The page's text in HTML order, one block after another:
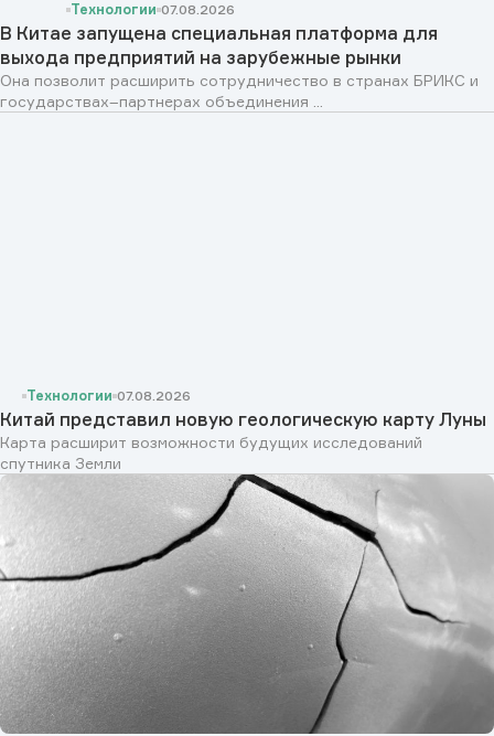
Технологии 07.08.2026
В Китае запущена специальная платформа для
выхода предприятий на зарубежные рынки
Она позволит расширить сотрудничество в странах БРИКС и
государствах–партнерах объединения ...
Технологии 07.08.2026
Китай представил новую геологическую карту Луны
Карта расширит возможности будущих исследований
спутника Земли